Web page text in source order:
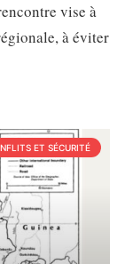
vise à
à éviter
ET SÉCURITÉ